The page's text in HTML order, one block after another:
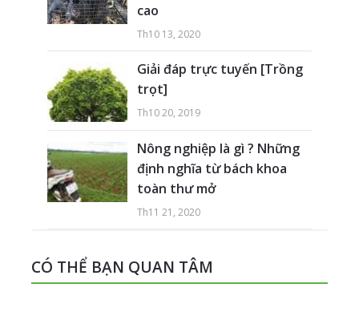
cao
Th10 13, 2020
Giải đáp trực tuyến [Trồng
trọt]
Th10 20, 2019
Nông nghiệp là gì ? Những
định nghĩa từ bách khoa
toàn thư mở
Th11 21, 2020
CÓ THỂ BẠN QUAN TÂM